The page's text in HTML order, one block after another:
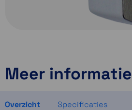
Meer informatie
Overzicht Specificaties